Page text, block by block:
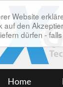
Website
auf den
dürfen -
Home